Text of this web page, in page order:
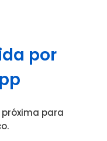
por
para